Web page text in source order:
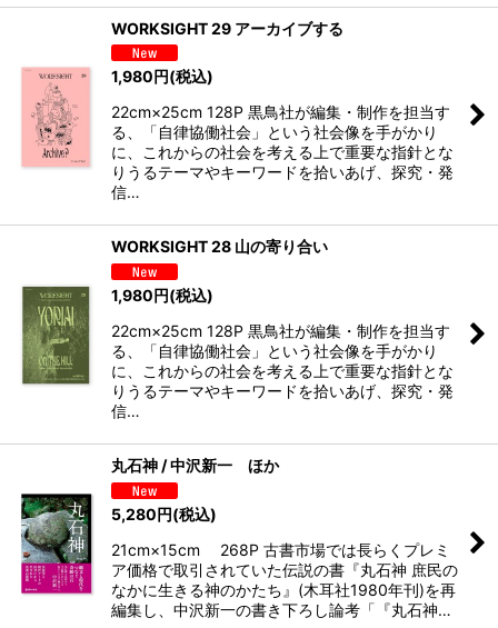
WORKSIGHT 29 アーカイブする
1,980円(税込)
22cm×25cm 128P 黒鳥社が編集・制作を担当す
る、「自律協働社会」という社会像を手がかり
に、これからの社会を考える上で重要な指針とな
りうるテーマやキーワードを拾いあげ、探究・発
信…
WORKSIGHT 28 山の寄り合い
1,980円(税込)
22cm×25cm 128P 黒鳥社が編集・制作を担当す
る、「自律協働社会」という社会像を手がかり
に、これからの社会を考える上で重要な指針とな
りうるテーマやキーワードを拾いあげ、探究・発
信…
丸石神 / 中沢新一 ほか
5,280円(税込)
21cm×15cm 268P 古書市場では長らくプレミ
ア価格で取引されていた伝説の書『丸石神 庶民の
なかに生きる神のかたち』(木耳社1980年刊)を再
編集し、中沢新一の書き下ろし論考「『丸石神…